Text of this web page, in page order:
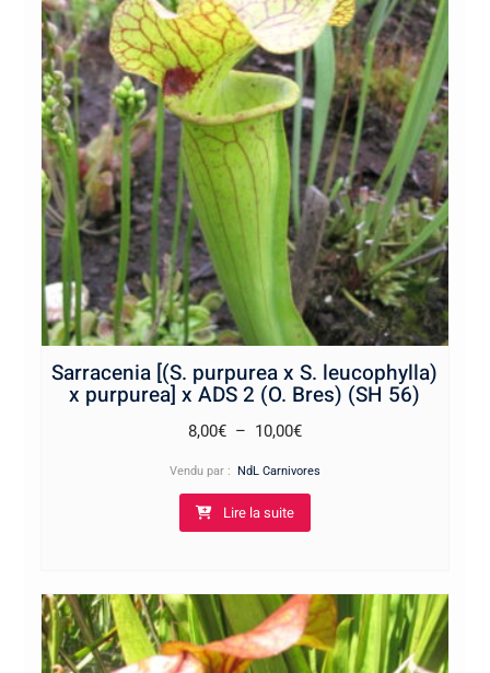
Sarracenia [(S. purpurea x S. leucophylla)
x purpurea] x ADS 2 (O. Bres) (SH 56)
8,00€ – 10,00€Plage
Vendu par : NdL Carnivores
Lire la suite